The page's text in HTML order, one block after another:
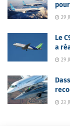
29
Le
a
29
23